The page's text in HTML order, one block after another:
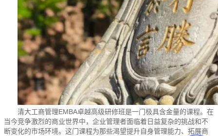
清大工商管理EMBA卓越高级研修班是一门极具含金量的课程。在
当今竞争激烈的商业世界中，企业管理者面临着日益复杂的挑战和不
断变化的市场环境。这门课程为那些渴望提升自身管理能力、拓展商